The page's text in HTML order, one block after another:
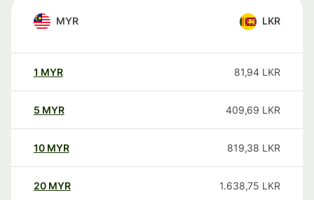
MYR LKR
1 MYR 81,94 LKR
5 MYR 409,69 LKR
10 MYR 819,38 LKR
20 MYR 1.638,75 LKR